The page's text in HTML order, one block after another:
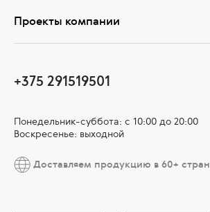
Проекты компании
+375 291519501
Понедельник-суббота: с 10:00 до 20:00
Воскресенье: выходной
Доставляем продукцию в 60+ стран